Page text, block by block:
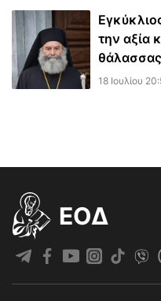
την αξία
θάλασσας
18 Ιουλίου
EOΔ